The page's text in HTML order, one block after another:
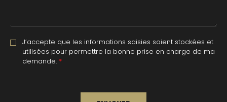
J’accepte que les informations saisies soient stockées et
utilisées pour permettre la bonne prise en charge de ma
demande. *